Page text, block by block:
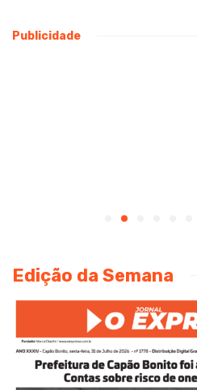
Publicidade
Edição da Semana